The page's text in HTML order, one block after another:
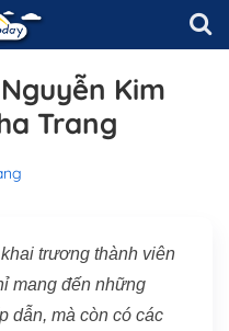
Kim
Trang
trương thành viên
mang đến những
dẫn, mà còn có các